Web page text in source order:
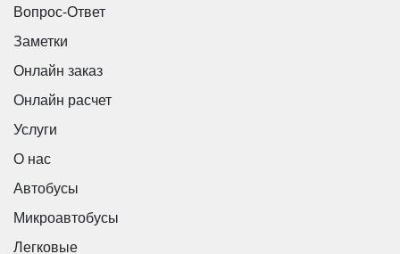
Вопрос-Ответ
Заметки
Онлайн заказ
Онлайн расчет
Услуги
О нас
Автобусы
Микроавтобусы
Легковые